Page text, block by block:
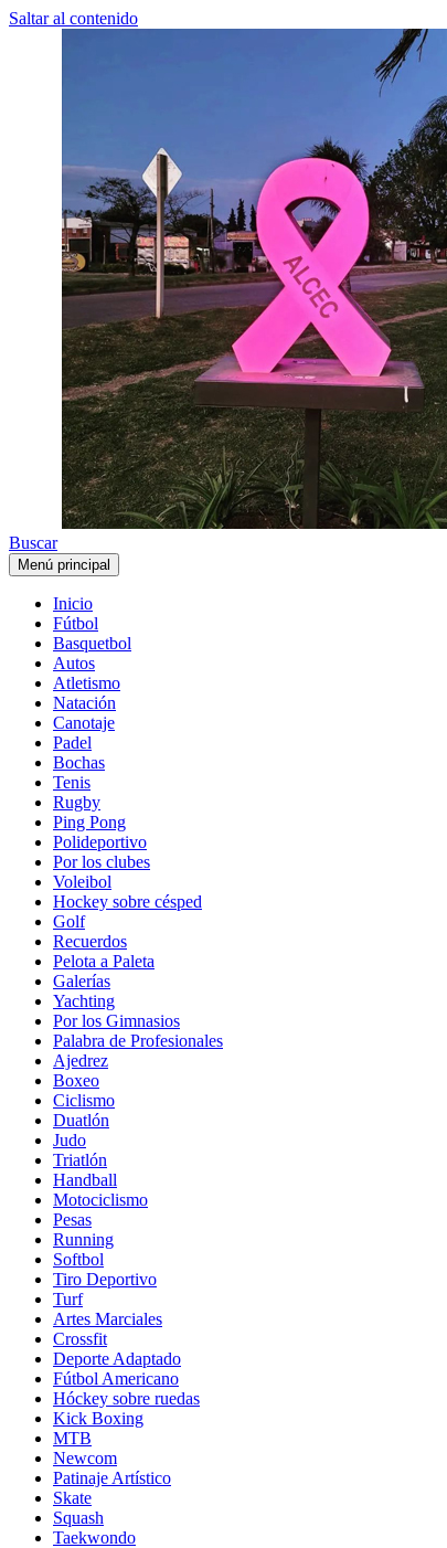
Saltar al contenido
Buscar
Menú principal
Inicio
Fútbol
Basquetbol
Autos
Atletismo
Natación
Canotaje
Padel
Bochas
Tenis
Rugby
Ping Pong
Polideportivo
Por los clubes
Voleibol
Hockey sobre césped
Golf
Recuerdos
Pelota a Paleta
Galerías
Yachting
Por los Gimnasios
Palabra de Profesionales
Ajedrez
Boxeo
Ciclismo
Duatlón
Judo
Triatlón
Handball
Motociclismo
Pesas
Running
Softbol
Tiro Deportivo
Turf
Artes Marciales
Crossfit
Deporte Adaptado
Fútbol Americano
Hóckey sobre ruedas
Kick Boxing
MTB
Newcom
Patinaje Artístico
Skate
Squash
Taekwondo